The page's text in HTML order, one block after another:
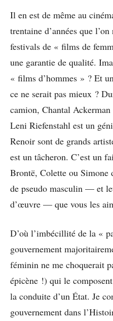
Il en est de même au
trentaine d’années que
festivals de « films de
une garantie de qualité.
« films d’hommes » ? Et
ce ne serait pas mieux ?
camion, Chantal
Leni Riefenstahl est un
Renoir sont de grands
est un tâcheron. C’est un
Brontë, Colette ou Simone
de pseudo masculin — et
d’œuvre — que vous les
D’où l’imbécillité de la «
gouvernement
féminin ne me choquerait
épicène !) qui le
la conduite d’un État. Je
gouvernement dans